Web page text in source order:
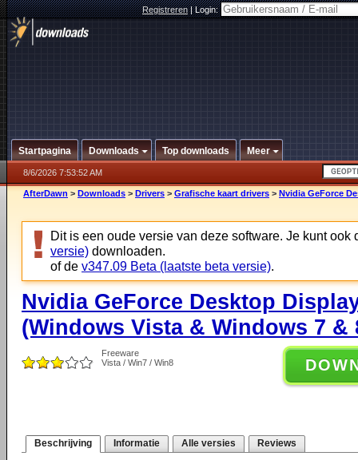
Registreren|Login:
Startpagina Downloads Top downloads Meer
8/6/2026 7:53:52 AM
AfterDawn > Downloads > Drivers > Grafische kaart drivers > Nvidia GeForce
Dit is een oude versie van deze software. Je kunt ook
versie) downloaden.
of de v347.09 Beta (laatste beta versie).
Nvidia GeForce Desktop
(Windows Vista & Windows 7 &
Freeware
Vista / Win7 / Win8
Beschrijving Informatie Alle versies Reviews